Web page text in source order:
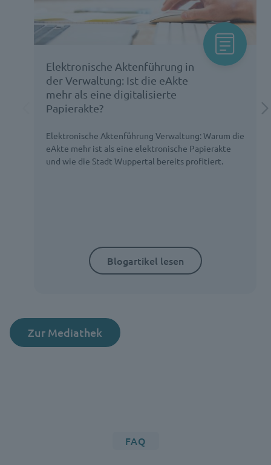
Elektronische Aktenführung in
der Verwaltung: Ist die eAkte
mehr als eine digitalisierte
Papierakte?
Elektronische Aktenführung Verwaltung: Warum die
eAkte mehr ist als eine elektronische Papierakte
und wie die Stadt Wuppertal bereits profitiert.
Blogartikel lesen
Zur Mediathek
FAQ